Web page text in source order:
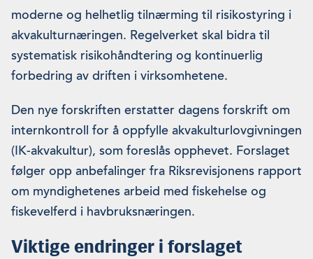
moderne og helhetlig tilnærming til risikostyring i
akvakulturnæringen. Regelverket skal bidra til
systematisk risikohåndtering og kontinuerlig
forbedring av driften i virksomhetene.
Den nye forskriften erstatter dagens forskrift om
internkontroll for å oppfylle akvakulturlovgivningen
(IK-akvakultur), som foreslås opphevet. Forslaget
følger opp anbefalinger fra Riksrevisjonens rapport
om myndighetenes arbeid med fiskehelse og
fiskevelferd i havbruksnæringen.
Viktige endringer i forslaget